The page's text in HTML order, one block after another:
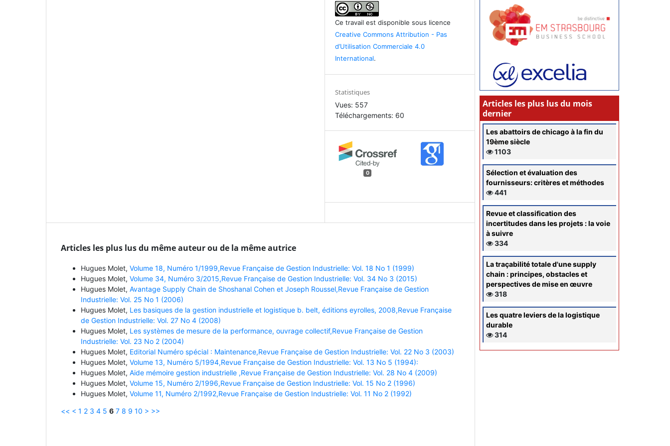
Ce travail est disponible sous licence
Creative Commons Attribution - Pas
d’Utilisation Commerciale 4.0
International.
Statistiques
Vues: 557
Téléchargements: 60
0
Articles les plus lus du même auteur ou de la même autrice
Hugues Molet, Volume 18, Numéro 1/1999,Revue Française de Gestion Industrielle: Vol. 18 No 1 (1999)
Hugues Molet, Volume 34, Numéro 3/2015,Revue Française de Gestion Industrielle: Vol. 34 No 3 (2015)
Hugues Molet, Avantage Supply Chain de Shoshanal Cohen et Joseph Roussel,Revue Française de Gestion
Industrielle: Vol. 25 No 1 (2006)
Hugues Molet, Les basiques de la gestion industrielle et logistique b. belt, éditions eyrolles, 2008,Revue Française
de Gestion Industrielle: Vol. 27 No 4 (2008)
Hugues Molet, Les systèmes de mesure de la performance, ouvrage collectif,Revue Française de Gestion
Industrielle: Vol. 23 No 2 (2004)
Hugues Molet, Editorial Numéro spécial : Maintenance,Revue Française de Gestion Industrielle: Vol. 22 No 3 (2003)
Hugues Molet, Volume 13, Numéro 5/1994,Revue Française de Gestion Industrielle: Vol. 13 No 5 (1994):
Hugues Molet, Aide mémoire gestion industrielle ,Revue Française de Gestion Industrielle: Vol. 28 No 4 (2009)
Hugues Molet, Volume 15, Numéro 2/1996,Revue Française de Gestion Industrielle: Vol. 15 No 2 (1996)
Hugues Molet, Volume 11, Numéro 2/1992,Revue Française de Gestion Industrielle: Vol. 11 No 2 (1992)
<< < 1 2 3 4 5 6 7 8 9 10 > >>
Articles les plus lus du mois
dernier
Les abattoirs de chicago à la fin du
19ème siècle
1103
Sélection et évaluation des
fournisseurs: critères et méthodes
441
Revue et classification des
incertitudes dans les projets : la voie
à suivre
334
La traçabilité totale d'une supply
chain : principes, obstacles et
perspectives de mise en œuvre
318
Les quatre leviers de la logistique
durable
314